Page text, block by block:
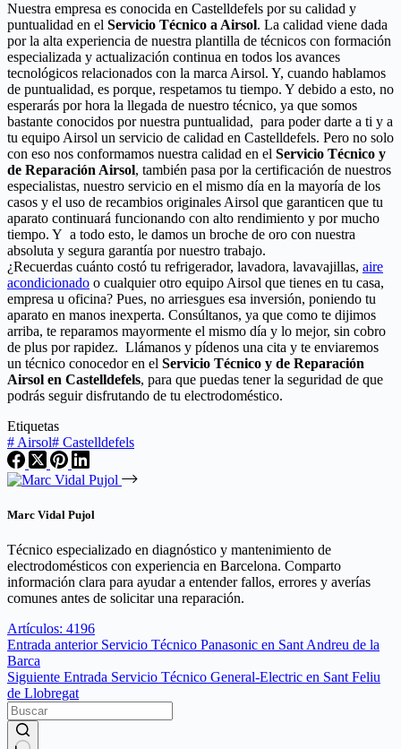
Nuestra empresa es conocida en Castelldefels por su calidad y
puntualidad en el Servicio Técnico a Airsol. La calidad viene dada
por la alta experiencia de nuestra plantilla de técnicos con formación
especializada y actualización continua en todos los avances
tecnológicos relacionados con la marca Airsol. Y, cuando hablamos
de puntualidad, es porque, respetamos tu tiempo. Y debido a esto, no
esperarás por hora la llegada de nuestro técnico, ya que somos
bastante conocidos por nuestra puntualidad, para poder darte a ti y a
tu equipo Airsol un servicio de calidad en Castelldefels. Pero no solo
con eso nos conformamos nuestra calidad en el Servicio Técnico y
de Reparación Airsol, también pasa por la certificación de nuestros
especialistas, nuestro servicio en el mismo día en la mayoría de los
casos y el uso de recambios originales Airsol que garanticen que tu
aparato continuará funcionando con alto rendimiento y por mucho
tiempo. Y a todo esto, le damos un broche de oro con nuestra
absoluta y segura garantía por nuestro trabajo.
¿Recuerdas cuánto costó tu refrigerador, lavadora, lavavajillas, aire
acondicionado o cualquier otro equipo Airsol que tienes en tu casa,
empresa u oficina? Pues, no arriesgues esa inversión, poniendo tu
aparato en manos inexperta. Consúltanos, ya que como te dijimos
arriba, te reparamos mayormente el mismo día y lo mejor, sin cobro
de plus por rapidez. Llámanos y pídenos una cita y te enviaremos
un técnico conocedor en el Servicio Técnico y de Reparación
Airsol en Castelldefels, para que puedas tener la seguridad de que
podrás seguir disfrutando de tu electrodoméstico.
Etiquetas
# Airsol# Castelldefels
Marc Vidal Pujol
Técnico especializado en diagnóstico y mantenimiento de
electrodomésticos con experiencia en Barcelona. Comparto
información clara para ayudar a entender fallos, errores y averías
comunes antes de solicitar una reparación.
Artículos: 4196
Entrada anterior Servicio Técnico Panasonic en Sant Andreu de la
Barca
Siguiente Entrada Servicio Técnico General-Electric en Sant Feliu
de Llobregat